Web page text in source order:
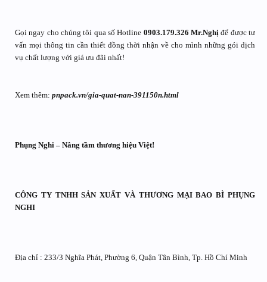
Gọi ngay cho chúng tôi qua số Hotline 0903.179.326 Mr.Nghị để được tư
vấn mọi thông tin cần thiết đồng thời nhận về cho mình những gói dịch
vụ chất lượng với giá ưu đãi nhất!
Xem thêm: pnpack.vn/gia-quat-nan-391150n.html
Phụng Nghi – Nâng tầm thương hiệu Việt!
CÔNG TY TNHH SẢN XUẤT VÀ THƯƠNG MẠI BAO BÌ PHỤNG
NGHI
Địa chỉ : 233/3 Nghĩa Phát, Phường 6, Quận Tân Bình, Tp. Hồ Chí Minh